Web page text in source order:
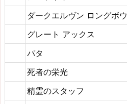
ダークエルヴン ロングボウ
グレート アックス
パタ
死者の栄光
精霊のスタッフ